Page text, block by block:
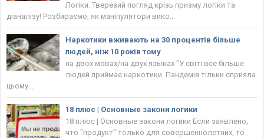
Логіки. Тверезий погляд крізь призму логіки та
діаналізу! Розбираємо, як маніпулятори вико...
Наркотики вживають на 30 процентів більше
людей, ніж 10 років тому
на двох мовах/на двух языках "У світі все більше
людей приймає наркотики. Пандемія тільки сприяла
цьому...
18 плюс | Основные закони логики
18 плюс | Основные закони логики Если заявлено,
что "продукт" только для совершеннолетних, то